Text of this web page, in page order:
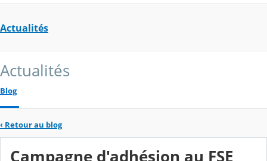
Actualités
Actualités
Blog
‹ Retour au blog
Campagne d'adhésion au FSE